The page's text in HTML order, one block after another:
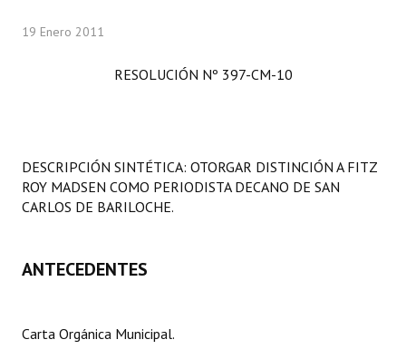
Comisiones Especiales
LEGISLACIÓN
Constitución Provincial
Reglamento Interno
19 Enero 2011
RESOLUCIÓN Nº 397-CM-10
DESCRIPCIÓN SINTÉTICA: OTORGAR DISTINCIÓN A FITZ
ROY MADSEN COMO PERIODISTA DECANO DE SAN
CARLOS DE BARILOCHE.
ANTECEDENTES
Carta Orgánica Municipal.